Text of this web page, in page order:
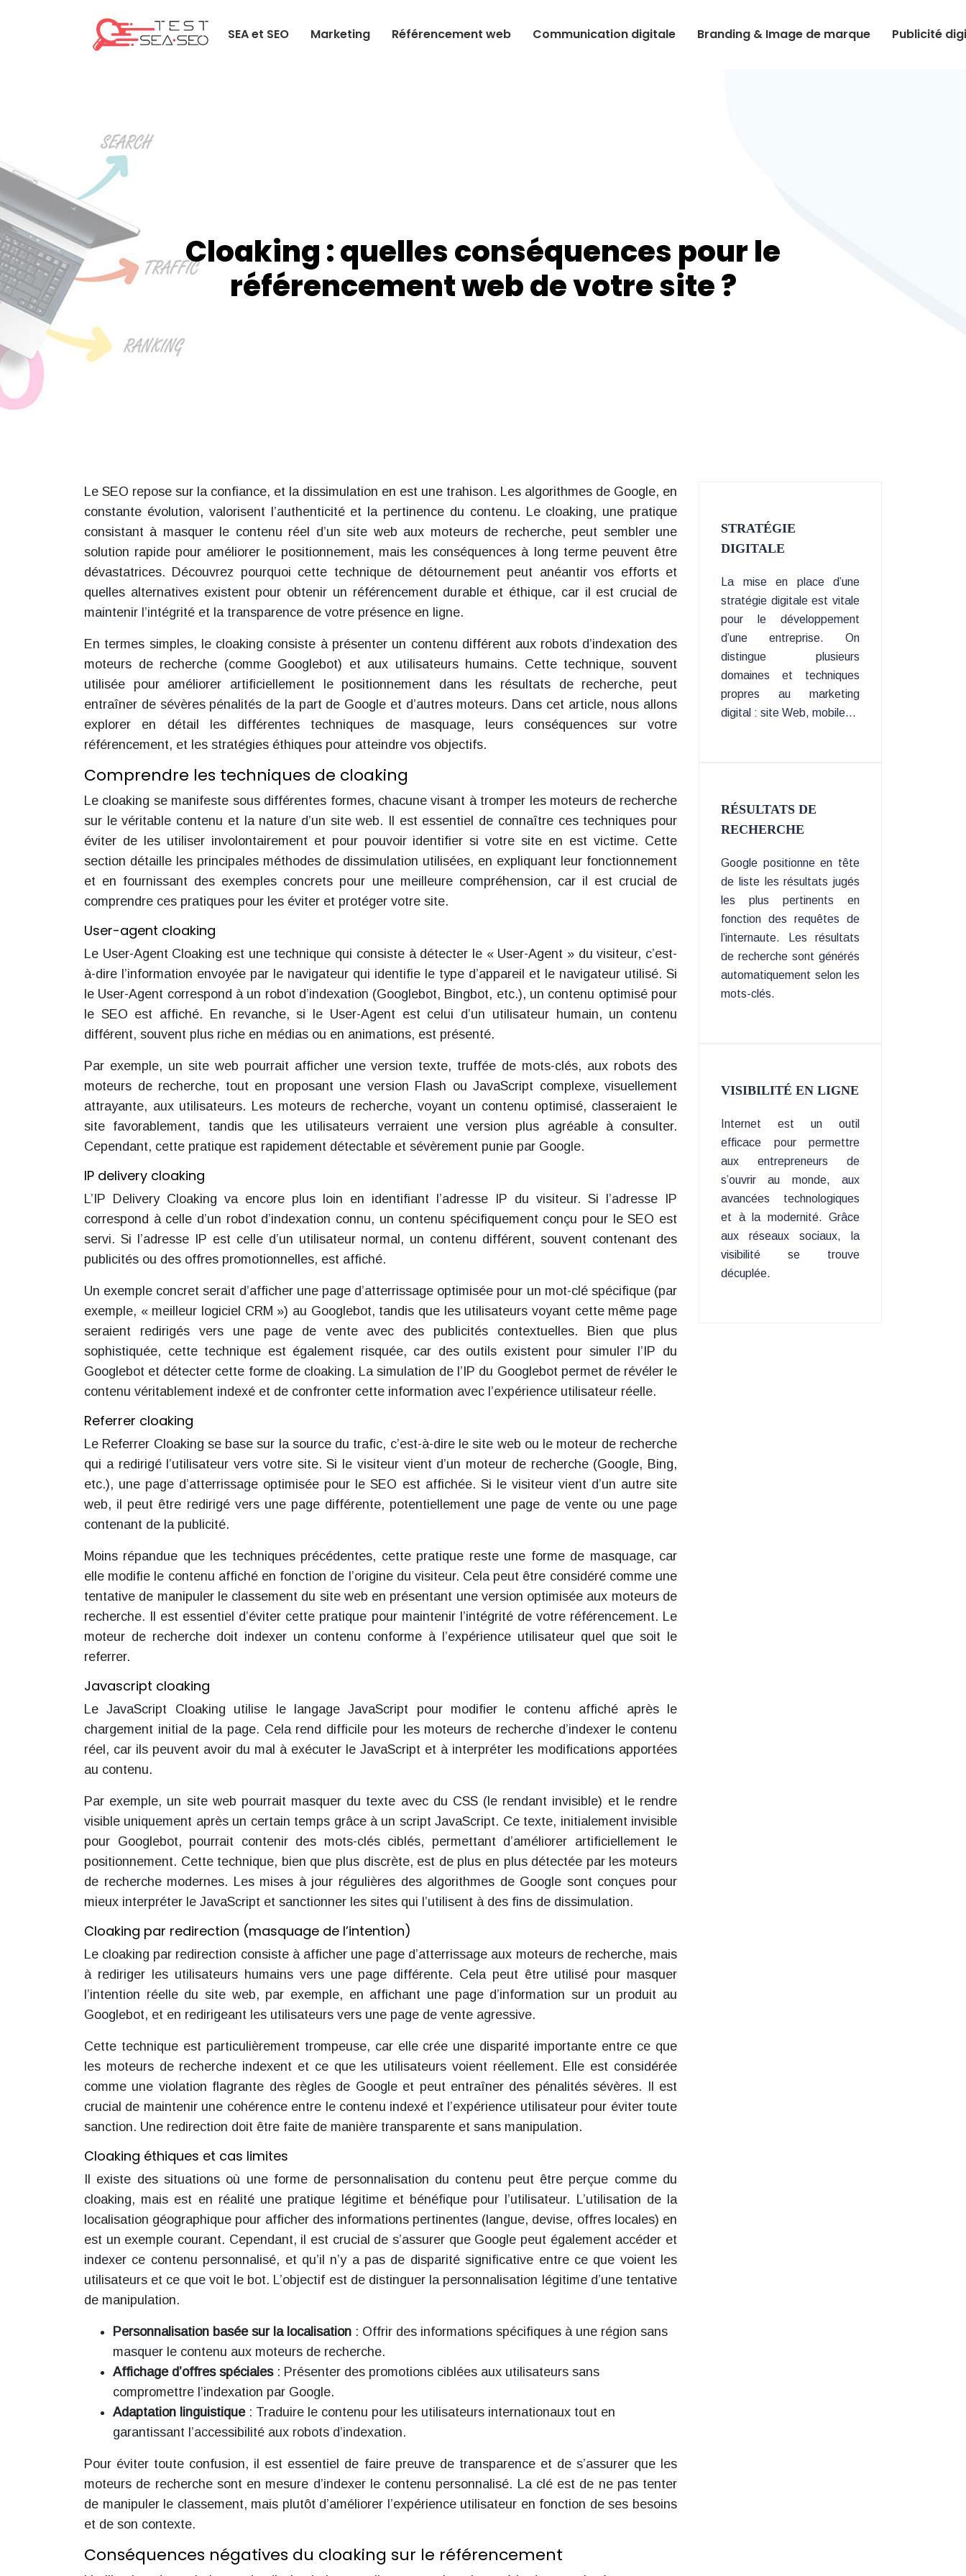
SEA et SEO Marketing Référencement web Communication digitale Branding & Image de marque Publicité
Cloaking : quelles conséquences pour le
référencement web de votre site ?
Le SEO repose sur la confiance, et la dissimulation en est une trahison. Les algorithmes de Google, en
constante évolution, valorisent l’authenticité et la pertinence du contenu. Le cloaking, une pratique
consistant à masquer le contenu réel d’un site web aux moteurs de recherche, peut sembler une
solution rapide pour améliorer le positionnement, mais les conséquences à long terme peuvent être
dévastatrices. Découvrez pourquoi cette technique de détournement peut anéantir vos efforts et
quelles alternatives existent pour obtenir un référencement durable et éthique, car il est crucial de
maintenir l’intégrité et la transparence de votre présence en ligne.
En termes simples, le cloaking consiste à présenter un contenu différent aux robots d’indexation des
moteurs de recherche (comme Googlebot) et aux utilisateurs humains. Cette technique, souvent
utilisée pour améliorer artificiellement le positionnement dans les résultats de recherche, peut
entraîner de sévères pénalités de la part de Google et d’autres moteurs. Dans cet article, nous allons
explorer en détail les différentes techniques de masquage, leurs conséquences sur votre
référencement, et les stratégies éthiques pour atteindre vos objectifs.
Comprendre les techniques de cloaking
Le cloaking se manifeste sous différentes formes, chacune visant à tromper les moteurs de recherche
sur le véritable contenu et la nature d’un site web. Il est essentiel de connaître ces techniques pour
éviter de les utiliser involontairement et pour pouvoir identifier si votre site en est victime. Cette
section détaille les principales méthodes de dissimulation utilisées, en expliquant leur fonctionnement
et en fournissant des exemples concrets pour une meilleure compréhension, car il est crucial de
comprendre ces pratiques pour les éviter et protéger votre site.
User-agent cloaking
Le User-Agent Cloaking est une technique qui consiste à détecter le « User-Agent » du visiteur, c’est-
à-dire l’information envoyée par le navigateur qui identifie le type d’appareil et le navigateur utilisé. Si
le User-Agent correspond à un robot d’indexation (Googlebot, Bingbot, etc.), un contenu optimisé pour
le SEO est affiché. En revanche, si le User-Agent est celui d’un utilisateur humain, un contenu
différent, souvent plus riche en médias ou en animations, est présenté.
Par exemple, un site web pourrait afficher une version texte, truffée de mots-clés, aux robots des
moteurs de recherche, tout en proposant une version Flash ou JavaScript complexe, visuellement
attrayante, aux utilisateurs. Les moteurs de recherche, voyant un contenu optimisé, classeraient le
site favorablement, tandis que les utilisateurs verraient une version plus agréable à consulter.
Cependant, cette pratique est rapidement détectable et sévèrement punie par Google.
IP delivery cloaking
L’IP Delivery Cloaking va encore plus loin en identifiant l’adresse IP du visiteur. Si l’adresse IP
correspond à celle d’un robot d’indexation connu, un contenu spécifiquement conçu pour le SEO est
servi. Si l’adresse IP est celle d’un utilisateur normal, un contenu différent, souvent contenant des
publicités ou des offres promotionnelles, est affiché.
Un exemple concret serait d’afficher une page d’atterrissage optimisée pour un mot-clé spécifique (par
exemple, « meilleur logiciel CRM ») au Googlebot, tandis que les utilisateurs voyant cette même page
seraient redirigés vers une page de vente avec des publicités contextuelles. Bien que plus
sophistiquée, cette technique est également risquée, car des outils existent pour simuler l’IP du
Googlebot et détecter cette forme de cloaking. La simulation de l’IP du Googlebot permet de révéler le
contenu véritablement indexé et de confronter cette information avec l’expérience utilisateur réelle.
Referrer cloaking
Le Referrer Cloaking se base sur la source du trafic, c’est-à-dire le site web ou le moteur de recherche
qui a redirigé l’utilisateur vers votre site. Si le visiteur vient d’un moteur de recherche (Google, Bing,
etc.), une page d’atterrissage optimisée pour le SEO est affichée. Si le visiteur vient d’un autre site
web, il peut être redirigé vers une page différente, potentiellement une page de vente ou une page
contenant de la publicité.
Moins répandue que les techniques précédentes, cette pratique reste une forme de masquage, car
elle modifie le contenu affiché en fonction de l’origine du visiteur. Cela peut être considéré comme une
tentative de manipuler le classement du site web en présentant une version optimisée aux moteurs de
recherche. Il est essentiel d’éviter cette pratique pour maintenir l’intégrité de votre référencement. Le
moteur de recherche doit indexer un contenu conforme à l’expérience utilisateur quel que soit le
referrer.
Javascript cloaking
Le JavaScript Cloaking utilise le langage JavaScript pour modifier le contenu affiché après le
chargement initial de la page. Cela rend difficile pour les moteurs de recherche d’indexer le contenu
réel, car ils peuvent avoir du mal à exécuter le JavaScript et à interpréter les modifications apportées
au contenu.
Par exemple, un site web pourrait masquer du texte avec du CSS (le rendant invisible) et le rendre
visible uniquement après un certain temps grâce à un script JavaScript. Ce texte, initialement invisible
pour Googlebot, pourrait contenir des mots-clés ciblés, permettant d’améliorer artificiellement le
positionnement. Cette technique, bien que plus discrète, est de plus en plus détectée par les moteurs
de recherche modernes. Les mises à jour régulières des algorithmes de Google sont conçues pour
mieux interpréter le JavaScript et sanctionner les sites qui l’utilisent à des fins de dissimulation.
Cloaking par redirection (masquage de l’intention)
Le cloaking par redirection consiste à afficher une page d’atterrissage aux moteurs de recherche, mais
à rediriger les utilisateurs humains vers une page différente. Cela peut être utilisé pour masquer
l’intention réelle du site web, par exemple, en affichant une page d’information sur un produit au
Googlebot, et en redirigeant les utilisateurs vers une page de vente agressive.
Cette technique est particulièrement trompeuse, car elle crée une disparité importante entre ce que
les moteurs de recherche indexent et ce que les utilisateurs voient réellement. Elle est considérée
comme une violation flagrante des règles de Google et peut entraîner des pénalités sévères. Il est
crucial de maintenir une cohérence entre le contenu indexé et l’expérience utilisateur pour éviter toute
sanction. Une redirection doit être faite de manière transparente et sans manipulation.
Cloaking éthiques et cas limites
Il existe des situations où une forme de personnalisation du contenu peut être perçue comme du
cloaking, mais est en réalité une pratique légitime et bénéfique pour l’utilisateur. L’utilisation de la
localisation géographique pour afficher des informations pertinentes (langue, devise, offres locales) en
est un exemple courant. Cependant, il est crucial de s’assurer que Google peut également accéder et
indexer ce contenu personnalisé, et qu’il n’y a pas de disparité significative entre ce que voient les
utilisateurs et ce que voit le bot. L’objectif est de distinguer la personnalisation légitime d’une tentative
de manipulation.
Personnalisation basée sur la localisation : Offrir des informations spécifiques à une région sans
masquer le contenu aux moteurs de recherche.
Affichage d’offres spéciales : Présenter des promotions ciblées aux utilisateurs sans
compromettre l’indexation par Google.
Adaptation linguistique : Traduire le contenu pour les utilisateurs internationaux tout en
garantissant l’accessibilité aux robots d’indexation.
Pour éviter toute confusion, il est essentiel de faire preuve de transparence et de s’assurer que les
moteurs de recherche sont en mesure d’indexer le contenu personnalisé. La clé est de ne pas tenter
de manipuler le classement, mais plutôt d’améliorer l’expérience utilisateur en fonction de ses besoins
et de son contexte.
Conséquences négatives du cloaking sur le référencement
STRATÉGIE
DIGITALE
La mise en place d’une
stratégie digitale est vitale
pour le développement
d’une entreprise. On
distingue plusieurs
domaines et techniques
propres au marketing
digital : site Web, mobile…
RÉSULTATS DE
RECHERCHE
Google positionne en tête
de liste les résultats jugés
les plus pertinents en
fonction des requêtes de
l’internaute. Les résultats
de recherche sont générés
automatiquement selon les
mots-clés.
VISIBILITÉ EN LIGNE
Internet est un outil
efficace pour permettre
aux entrepreneurs de
s’ouvrir au monde, aux
avancées technologiques
et à la modernité. Grâce
aux réseaux sociaux, la
visibilité se trouve
décuplée.